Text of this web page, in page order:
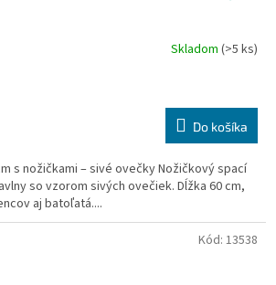
Skladom (>5 ks)
Do košíka
s nožičkami – sivé ovečky Nožičkový spací
so vzorom sivých ovečiek. Dĺžka 60 cm,
aj batoľatá....
Kód: 13538